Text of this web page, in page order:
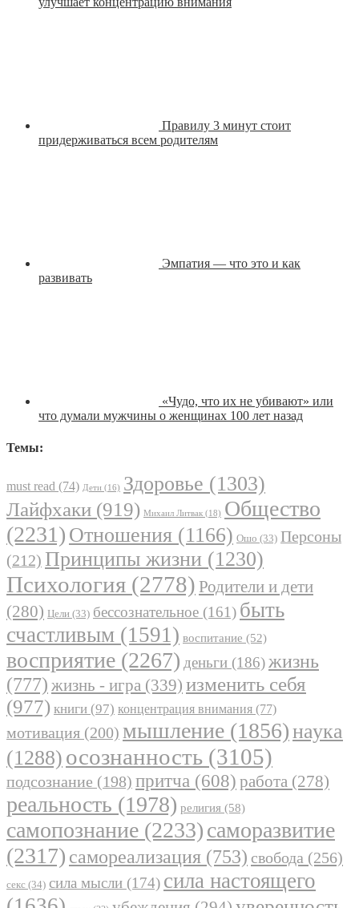
Правилу 3 минут стоит
придерживаться всем родителям
Эмпатия — что это и как
развивать
«Чудо, что их не убивают» или
что думали мужчины о женщинах 100 лет назад
Темы:
must read (74) Дети (16) Здоровье (1303)
Лайфхаки (919) Михаил Литвак (18) Общество
(2231) Отношения (1166) Ошо (33) Персоны
(212) Принципы жизни (1230)
Психология (2778) Родители и дети
(280) Цели (33) бессознательное (161) быть
счастливым (1591) воспитание (52)
восприятие (2267) деньги (186)жизнь
(777) жизнь - игра (339) изменить себя
(977) книги (97) концентрация внимания (77)
мотивация (200) мышление (1856)наука
(1288) осознанность (3105)
подсознание (198) притча (608) работа (278)
реальность (1978) религия (58)
самопознание (2233)саморазвитие
(2317) самореализация (753) свобода (256)
секс (34) сила мысли (174) сила настоящего